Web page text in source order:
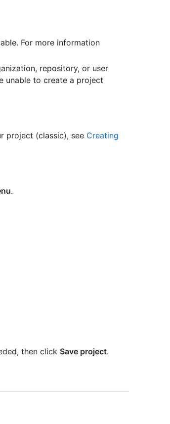
For more information
repository, or user
unable to create a project
project (classic), see Creating
.
then click Save project.